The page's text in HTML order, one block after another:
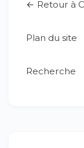
← Retour à C
Plan du site
Recherche